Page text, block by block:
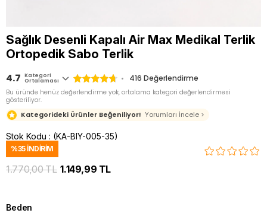
Sağlık Desenli Kapalı Air Max Medikal Terlik
Ortopedik Sabo Terlik
4.7 Kategori
Ortalaması 416 Değerlendirme
Bu üründe henüz değerlendirme yok, ortalama kategori değerlendirmesi
gösteriliyor.
Kategorideki Ürünler Beğeniliyor! Yorumları İncele >
Stok Kodu (KA-BIY-005-35)
%35İNDIRIM
1.770,00 TL 1.149,99 TL
Beden